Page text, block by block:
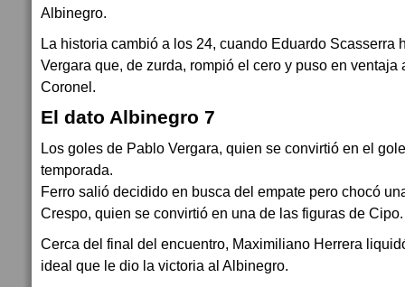
Albinegro.
La historia cambió a los 24, cuando Eduardo Scasserra
Vergara que, de zurda, rompió el cero y puso en
Coronel.
El dato Albinegro 7
Los goles de Pablo Vergara, quien se convirtió en el
temporada.
Ferro salió decidido en busca del empate pero chocó
Crespo, quien se convirtió en una de las figuras de Cipo.
Cerca del final del encuentro, Maximiliano Herrera
ideal que le dio la victoria al Albinegro.